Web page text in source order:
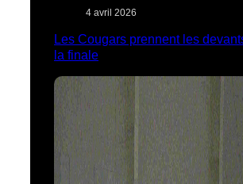
4 avril 2026
Les Cougars prennent les
la finale